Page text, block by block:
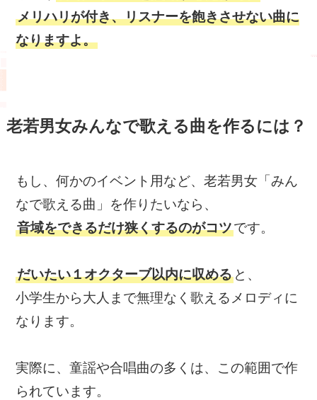
メリハリが付き、リスナーを飽きさせない曲に
なりますよ。
老若男女みんなで歌える曲を作るには？
もし、何かのイベント用など、老若男女「みん
なで歌える曲」を作りたいなら、
音域をできるだけ狭くするのがコツです。
だいたい１オクターブ以内に収める と、
小学生から大人まで無理なく歌えるメロディに
なります。
実際に、童謡や合唱曲の多くは、この範囲で作
られています。